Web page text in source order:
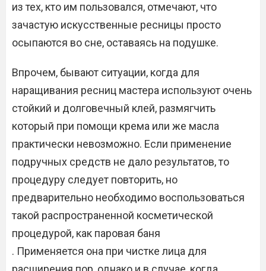
из тех, кто им пользовался, отмечают, что
зачастую искусственные ресницы просто
осыпаются во сне, оставаясь на подушке.
Впрочем, бывают ситуации, когда для
наращивания ресниц мастера используют очень
стойкий и долговечный клей, размягчить
который при помощи крема или же масла
практически невозможно. Если применение
подручных средств не дало результатов, то
процедуру следует повторить, но
предварительно необходимо воспользоваться
такой распространенной косметической
процедурой, как паровая баня
. Применяется она при чистке лица для